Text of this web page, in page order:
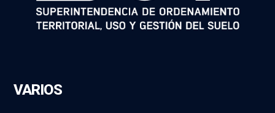
VARIOS